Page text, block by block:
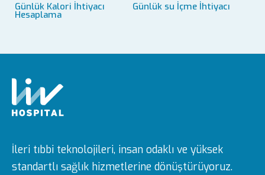
Günlük Kalori İhtiyacı
Hesaplama
Günlük su İçme İhtiyacı
İleri tıbbi teknolojileri, insan odaklı ve yüksek
standartlı sağlık hizmetlerine dönüştürüyoruz.